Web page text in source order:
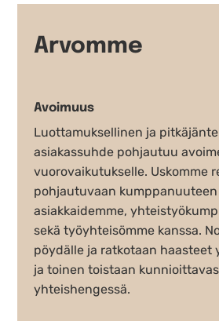
Arvomme
Avoimuus
Luottamuksellinen ja
asiakassuhde pohjautuu
vuorovaikutukselle. Uskomme
pohjautuvaan kumppanuuteen
asiakkaidemme,
sekä työyhteisömme kanssa.
pöydälle ja ratkotaan haasteet
ja toinen toistaan
yhteishengessä.